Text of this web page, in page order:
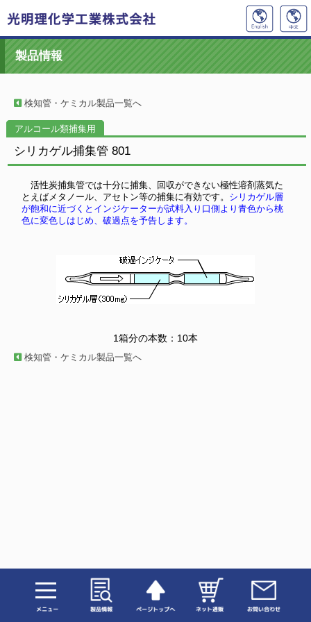
製品情報
検知管・ケミカル製品一覧へ
アルコール類捕集用
シリカゲル捕集管 801
活性炭捕集管では十分に捕集、回収ができない極性溶剤蒸気た
とえばメタノール、アセトン等の捕集に有効です。 シリカゲル層
が飽和に近づくとインジケーターが試料入り口側より青色から桃
色に変色しはじめ、破過点を予告します。
1箱分の本数：10本
検知管・ケミカル製品一覧へ